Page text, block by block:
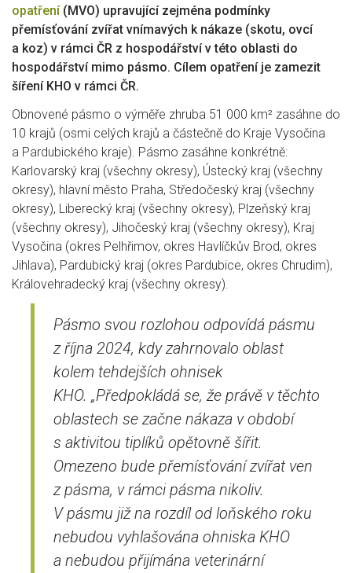
opatření(MVO) upravující zejména podmínky
přemísťování zvířat vnímavých k nákaze (skotu, ovcí
a koz) v rámci ČR z hospodářství v této oblasti do
hospodářství mimo pásmo. Cílem opatření je zamezit
šíření KHO v rámci ČR.
Obnovené pásmo o výměře zhruba 51 000 km² zasáhne do
10 krajů (osmi celých krajů a částečně do Kraje Vysočina
a Pardubického kraje). Pásmo zasáhne konkrétně:
Karlovarský kraj (všechny okresy), Ústecký kraj (všechny
okresy), hlavní město Praha, Středočeský kraj (všechny
okresy), Liberecký kraj (všechny okresy), Plzeňský kraj
(všechny okresy), Jihočeský kraj (všechny okresy), Kraj
Vysočina (okres Pelhřimov, okres Havlíčkův Brod, okres
Jihlava), Pardubický kraj (okres Pardubice, okres Chrudim),
Královehradecký kraj (všechny okresy).
Pásmo svou rozlohou odpovídá pásmu
z října 2024, kdy zahrnovalo oblast
kolem tehdejších ohnisek
KHO. „Předpokládá se, že právě v těchto
oblastech se začne nákaza v období
s aktivitou tiplíků opětovně šířit.
Omezeno bude přemísťování zvířat ven
z pásma, v rámci pásma nikoliv.
V pásmu již na rozdíl od loňského roku
nebudou vyhlašována ohniska KHO
a nebudou přijímána veterinární